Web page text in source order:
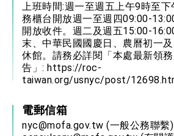
上班時間:週一至週五上午9時至
務櫃台開放週一至週四09:00-
開放收件。週二及週五15:00-
末、中華民國國慶日、農曆初一
休館。請務必詳閱「本處最新領
告」: https://roc-
taiwan.org/usnyc/post/
電郵信箱
nyc@mofa.gov.tw (一般公務聯繫)